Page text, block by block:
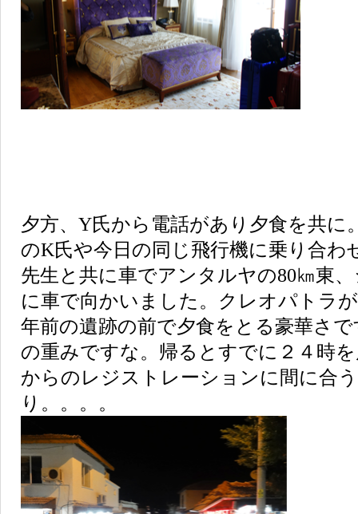
夕方、Y氏から電話があり夕食を共に
のK氏や今日の同じ飛行機に乗り合わ
先生と共に車でアンタルヤの80㎞東
に車で向かいました。クレオパトラ
年前の遺跡の前で夕食をとる豪華さ
の重みですな。帰るとすでに２４時
からのレジストレーションに間に合
り。。。。